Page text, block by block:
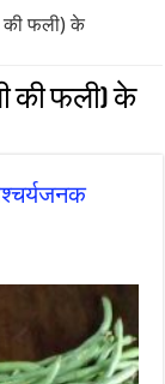
की फली) के
की फली) के